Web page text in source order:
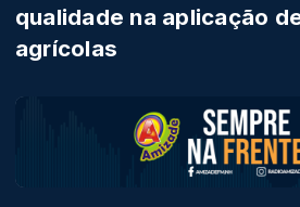
qualidade na aplicação
agrícolas